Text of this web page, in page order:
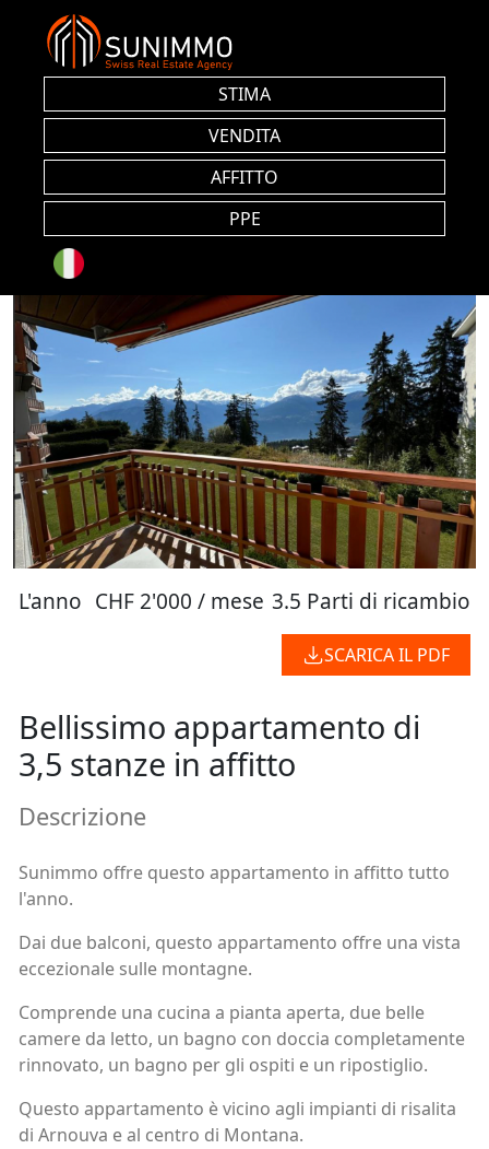
STIMA
VENDITA
AFFITTO
PPE
L'anno CHF 2'000 / mese 3.5 Parti di ricambio
SCARICA IL PDF
Bellissimo appartamento di
3,5 stanze in affitto
Descrizione
Sunimmo offre questo appartamento in affitto tutto
l'anno.
Dai due balconi, questo appartamento offre una vista
eccezionale sulle montagne.
Comprende una cucina a pianta aperta, due belle
camere da letto, un bagno con doccia completamente
rinnovato, un bagno per gli ospiti e un ripostiglio.
Questo appartamento è vicino agli impianti di risalita
di Arnouva e al centro di Montana.